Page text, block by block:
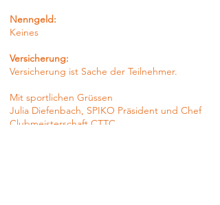
Nenngeld:
Keines
Versicherung:
Versicherung ist Sache der Teilnehmer.
Mit sportlichen Grüssen
Julia Diefenbach, SPIKO Präsident und Chef
Clubmeisterschaft CTTC